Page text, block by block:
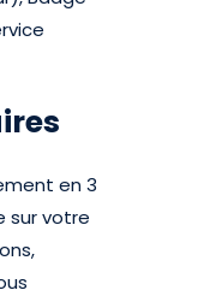
en 3
sur votre